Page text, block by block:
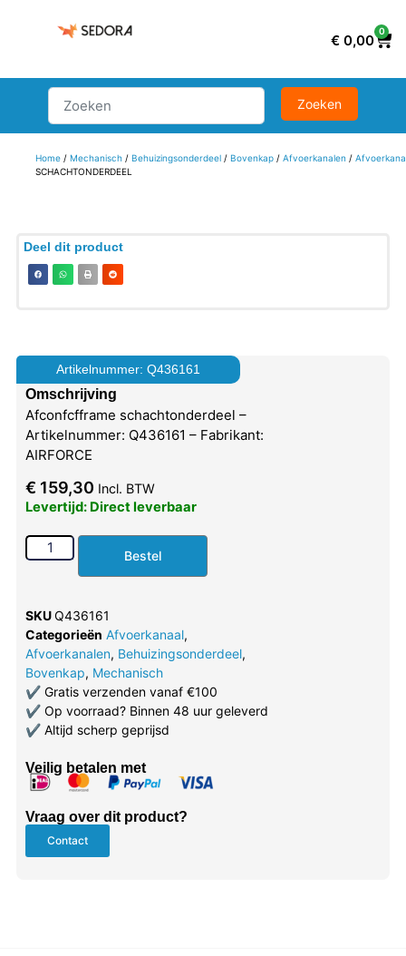
€ 0,00
0
Home/ Mechanisch/ Behuizingsonderdeel/ Bovenkap/ Afvoerkanalen /
SCHACHTONDERDEEL
Deel dit product
Artikelnummer: Q436161
Omschrijving
Afconfcfframe schachtonderdeel –
Artikelnummer: Q436161 – Fabrikant:
AIRFORCE
€ 159,30 Incl. BTW
Levertijd: Direct leverbaar
Bestel
SKUQ436161
Categorieën Afvoerkanaal,
Afvoerkanalen, Behuizingsonderdeel,
Bovenkap, Mechanisch
✔Gratis verzenden vanaf €100
✔Op voorraad? Binnen 48 uur geleverd
✔Altijd scherp geprijsd
Veilig betalen met
Vraag over dit product?
Contact